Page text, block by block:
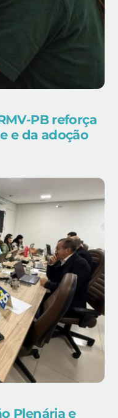
PB reforça
e da adoção
Plenária e